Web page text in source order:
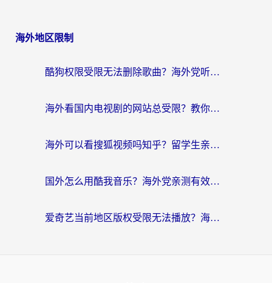
海外地区限制
酷狗权限受限无法删除歌曲？海外党听国内音乐的终极解决方案来了
海外看国内电视剧的网站总受限？教你选对回国加速器，轻松追热剧
海外可以看搜狐视频吗知乎？留学生亲测有效的回国加速器选择指南
国外怎么用酷我音乐？海外党亲测有效的回国加速方案，附千千音乐中文歌收听指南
爱奇艺当前地区版权受限无法播放？海外党追剧看电影的终极解决方案来了